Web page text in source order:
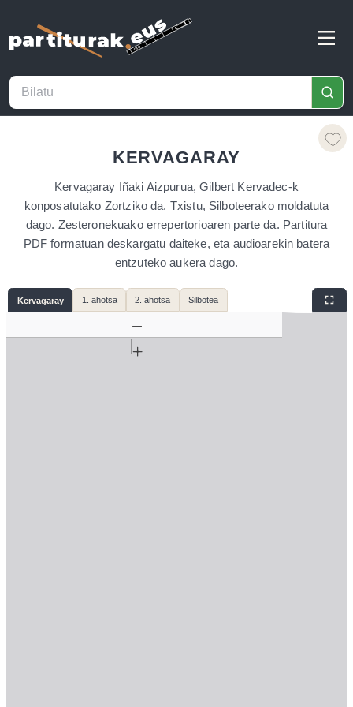
KERVAGARAY
Kervagaray Iñaki Aizpurua, Gilbert Kervadec-k
konposatutako Zortziko da. Txistu, Silboteerako moldatuta
dago. Zesteronekuako errepertorioaren parte da. Partitura
PDF formatuan deskargatu daiteke, eta audioarekin batera
entzuteko aukera dago.
Kervagaray 1. ahotsa 2. ahotsa Silbotea